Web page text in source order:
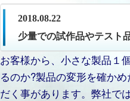
2018.08.22
少量での試作品やテスト
お客様から、小さな製品１
るのか?製品の変形を確か
だく事があります。弊社で